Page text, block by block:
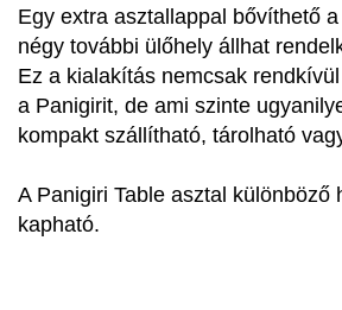
Egy extra asztallappal bővíthető
négy további ülőhely állhat
Ez a kialakítás nemcsak
a Panigirit, de ami szinte
kompakt szállítható, tárolható
A Panigiri Table asztal különböző
kapható.